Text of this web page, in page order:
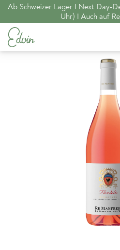
Ab Schweizer Lager I Next Day-
Uhr) I Auch auf